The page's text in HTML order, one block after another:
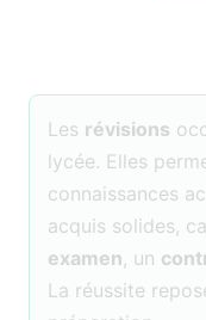
Les révisions
lycée. Elles
connaissances
acquis solides,
examen, un
La réussite